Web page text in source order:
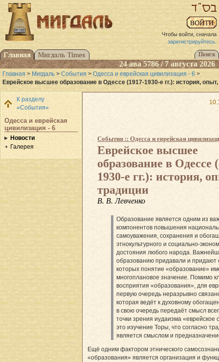
Чтобы войти, сначала
зарегистрируйтесь.
24 ава 5786 / 7 августа 2026
Главная > Мигдаль > События > Одесса и еврейская цивилизация - 6 >
Еврейское высшее образование в Одессе (1917-1930-е гг.): история,
К разделу
«События»
Одесса и еврейская
цивилизация - 6
Новости
Галерея
События :: Одесса и еврейская
Еврейское высшее
образование в Одессе
1930-е гг.): история,
традиции
В. В. Левченко
Образование является одним из
компонентов повышения
самоуважения, сохранения и
этнокультурного и социально-
достояния любого народа.
образованию придавали и придают
которых понятие «образование»
многоплановое значение. Помимо
восприятия «образования», для
первую очередь неразрывно
которая ведёт к духовному
в свою очередь передаёт смысл
точки зрения иудаизма «еврейское
это изучение Торы, что согласно
является смыслом и
Ещё одним фактором этнического
«образования» является организация и